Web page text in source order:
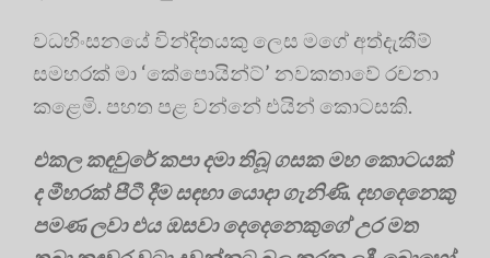
වධහිංසනයේ වින්දිතයකු ලෙස මගේ අත්දැකීම්
සමහරක් මා ‘කේපොයින්ට්’ නවකතාවේ රචනා
කළෙමි. පහත පළ වන්නේ එයින් කොටසකි.
එකල කඳවුරේ කපා දමා තිබූ ගසක මහ කොටයක්
ද මීහරක් පීටී දීම සඳහා යොදා ගැනිණි. දහදෙනෙකු
පමණ ලවා එය ඔසවා දෙදෙනෙකුගේ උර මත